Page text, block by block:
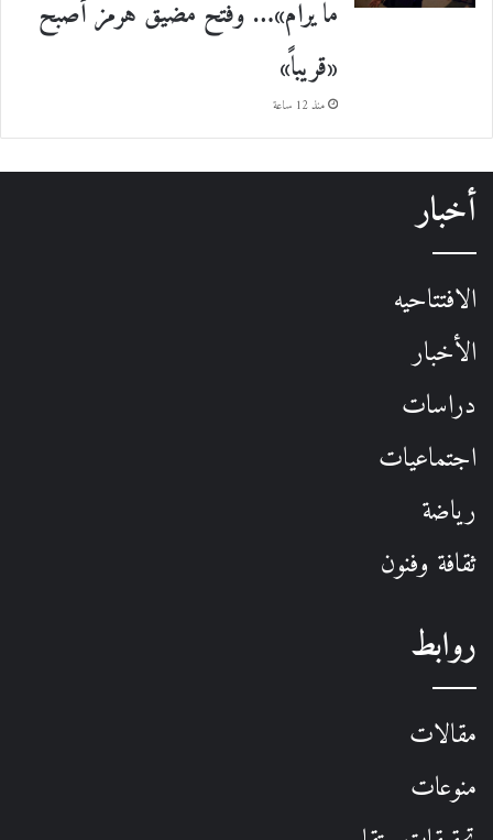
ما يرام»… وفتح مضيق هرمز أصبح
«قريباً»
منذ 12 ساعة
أخبار
الافتتاحيه
الأخبار
دراسات
اجتماعيات
رياضة
ثقافة وفنون
روابط
مقالات
منوعات